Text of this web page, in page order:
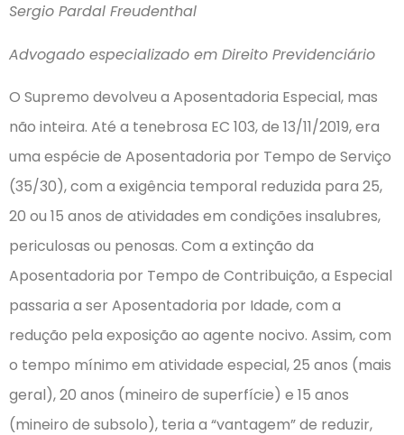
Sergio Pardal Freudenthal
Advogado especializado em Direito Previdenciário
O Supremo devolveu a Aposentadoria Especial, mas
não inteira. Até a tenebrosa EC 103, de 13/11/2019, era
uma espécie de Aposentadoria por Tempo de Serviço
(35/30), com a exigência temporal reduzida para 25,
20 ou 15 anos de atividades em condições insalubres,
periculosas ou penosas. Com a extinção da
Aposentadoria por Tempo de Contribuição, a Especial
passaria a ser Aposentadoria por Idade, com a
redução pela exposição ao agente nocivo. Assim, com
o tempo mínimo em atividade especial, 25 anos (mais
geral), 20 anos (mineiro de superfície) e 15 anos
(mineiro de subsolo), teria a “vantagem” de reduzir,